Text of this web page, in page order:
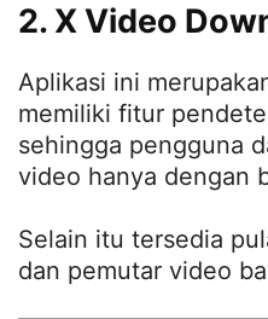
2. X Video
Aplikasi ini
memiliki fitur
sehingga pengguna
video hanya dengan
Selain itu tersedia
dan pemutar video